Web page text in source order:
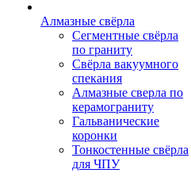
Алмазные свёрла
Сегментные свёрла
по граниту
Свёрла вакуумного
спекания
Алмазные сверла по
керамограниту
Гальванические
коронки
Тонкостенные свёрла
для ЧПУ